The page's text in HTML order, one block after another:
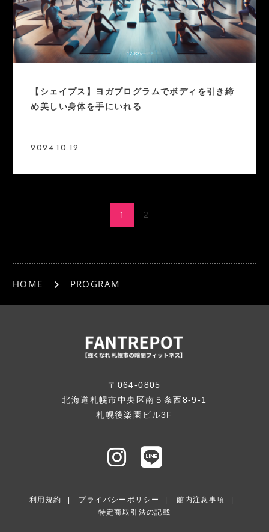
【シェイプス】ヨガプログラムでボディを引き締
め美しい身体を手にいれる
2024.10.12
1 2
HOME PROGRAM
〒064-0805
北海道札幌市中央区南５条西8-9-1
札幌後楽園ビル3F
利用規約 プライバシーポリシー
館内注意事項
特定商取引法の記載